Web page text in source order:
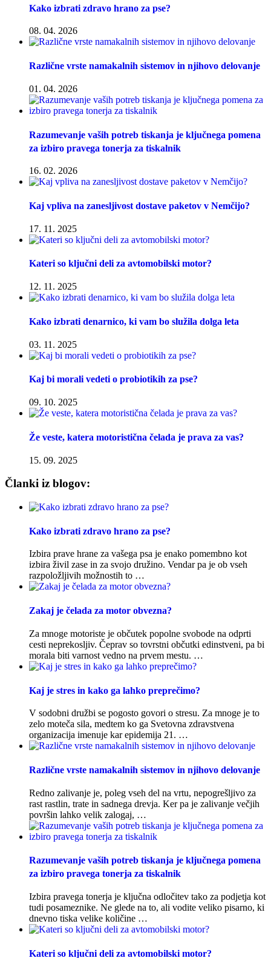
Kako izbrati zdravo hrano za pse?
08. 04. 2026
Različne vrste namakalnih sistemov in njihovo delovanje
01. 04. 2026
Razumevanje vaših potreb tiskanja je ključnega pomena
za izbiro pravega tonerja za tiskalnik
16. 02. 2026
Kaj vpliva na zanesljivost dostave paketov v Nemčijo?
17. 11. 2025
Kateri so ključni deli za avtomobilski motor?
12. 11. 2025
Kako izbrati denarnico, ki vam bo služila dolga leta
03. 11. 2025
Kaj bi morali vedeti o probiotikih za pse?
09. 10. 2025
Že veste, katera motoristična čelada je prava za vas?
15. 09. 2025
Članki iz blogov:
Kako izbrati zdravo hrano za pse?
Izbira prave hrane za vašega psa je enako pomembno kot
izbira živil zase in za svojo družino. Vendar pa je ob vseh
razpoložljivih možnostih to …
Zakaj je čelada za motor obvezna?
Za mnoge motoriste je občutek popolne svobode na odprti
cesti neprekosljiv. Čeprav so tovrstni občutki edinstveni, pa bi
morala biti varnost vedno na prvem mestu. …
Kaj je stres in kako ga lahko preprečimo?
V sodobni družbi se pogosto govori o stresu. Za mnoge je to
zelo moteča sila, medtem ko ga Svetovna zdravstvena
organizacija imenuje kar epidemija 21. …
Različne vrste namakalnih sistemov in njihovo delovanje
Redno zalivanje je, poleg vseh del na vrtu, nepogrešljivo za
rast rastlin, trate in sadnega drevja. Ker pa je zalivanje večjih
površin lahko velik zalogaj, …
Razumevanje vaših potreb tiskanja je ključnega pomena
za izbiro pravega tonerja za tiskalnik
Izbira pravega tonerja je ključna odločitev tako za podjetja kot
tudi posameznike. Ne glede na to, ali vodite veliko pisarno, ki
dnevno tiska velike količine …
Kateri so ključni deli za avtomobilski motor?